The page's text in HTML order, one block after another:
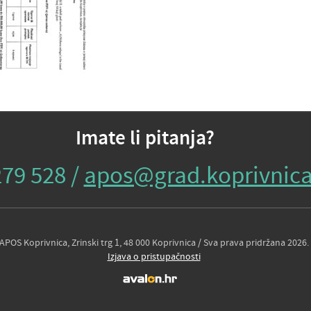
Imate li pitanja?
528 /
Koprivnica, Zrinski trg 1, 48 000 Koprivnica / Sva prava pridržana 2026.
Izjava o pristupačnosti